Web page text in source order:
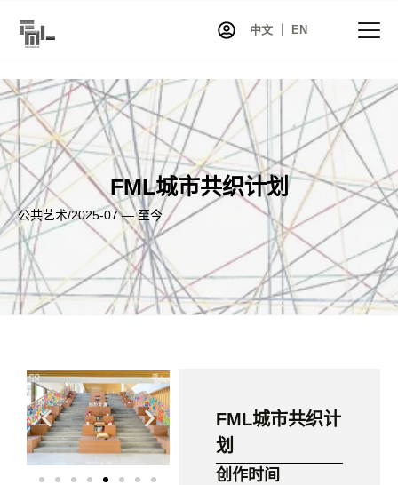
中文 ｜ EN
首页
资讯
项目
展览
艺术家库
共同艺术
艺术商店
FML城市共织计划
公共艺术/2025-07 — 至今
FML城市共织计
划
创作时间